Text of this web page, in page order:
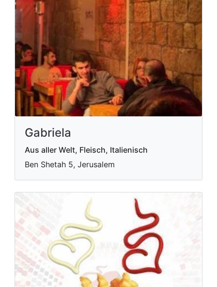
Gabriela
Aus aller Welt, Fleisch, Italienisch
Ben Shetah 5, Jerusalem